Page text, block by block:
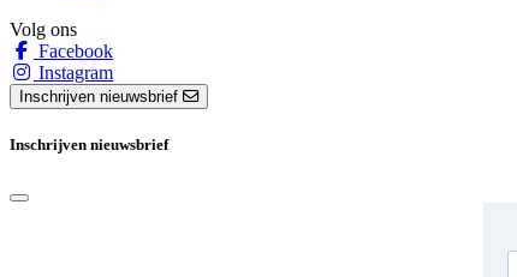
Volg ons
Facebook
Instagram
Inschrijven nieuwsbrief
Inschrijven nieuwsbrief